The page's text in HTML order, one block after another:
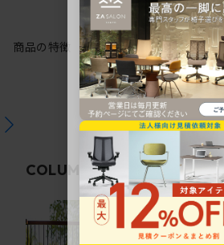
商品の特徴
COLUMN 関連コラム